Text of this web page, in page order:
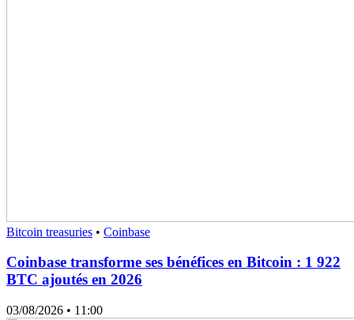
Bitcoin treasuries • Coinbase
Coinbase transforme ses bénéfices en Bitcoin : 1 922
BTC ajoutés en 2026
03/08/2026 • 11:00